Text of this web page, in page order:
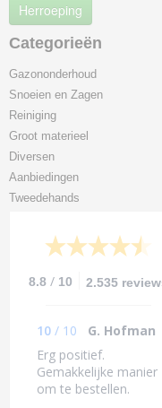
Herroeping
Categorieën
Gazononderhoud
Snoeien en Zagen
Reiniging
Groot materieel
Diversen
Aanbiedingen
Tweedehands
8.8 / 10 2.535
10 / 10
G. Hofman
Erg positief.
Gemakkelijke manier
om te bestellen.